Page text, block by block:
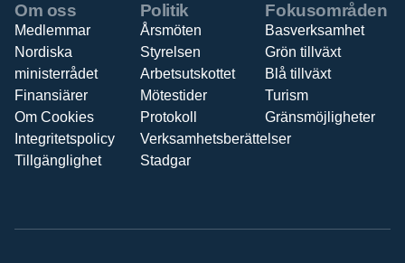
Om oss
Medlemmar
Nordiska
ministerrådet
Finansiärer
Om Cookies
Integritetspolicy
Tillgänglighet
Politik
Årsmöten
Styrelsen
Arbetsutskottet
Mötestider
Protokoll
Verksamhetsberättelser
Stadgar
Fokusområden
Basverksamhet
Grön tillväxt
Blå tillväxt
Turism
Gränsmöjligheter